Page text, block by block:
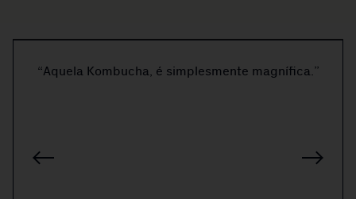
“Aquela Kombucha, é simplesmente magnífica.”